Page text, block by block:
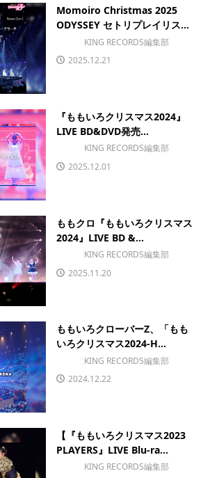
Momoiro Christmas 2025
ODYSSEY セトリプレイリス...
KING RECORDS編集部
2025.12.21
『ももいろクリスマス2024』
LIVE BD&DVD発売...
KING RECORDS編集部
2025.12.01
ももクロ『ももいろクリスマス
2024』LIVE BD &...
KING RECORDS編集部
2025.11.20
ももいろクローバーZ、「もも
いろクリスマス2024-H...
KING RECORDS編集部
2024.12.22
【『ももいろクリスマス2023
PLAYERS』LIVE Blu-ra...
KING RECORDS編集部